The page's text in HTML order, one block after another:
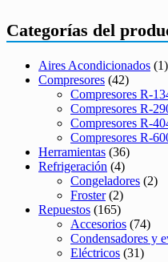
Categorías del
Aires Acondicionados (1)
Compresores (42)
Compresores R-
Compresores R-
Compresores R-
Compresores R-
Herramientas (36)
Refrigeración (4)
Congeladores (2)
Froster (2)
Repuestos (165)
Accesorios (74)
Condensadores y
Eléctricos (31)